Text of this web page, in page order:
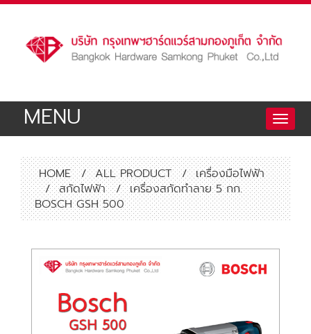
Toggle
MENU
HOME / ALL PRODUCT / เครื่องมือไฟฟ้า
/ สกัดไฟฟ้า / เครื่องสกัดทำลาย 5 กก.
BOSCH GSH 500